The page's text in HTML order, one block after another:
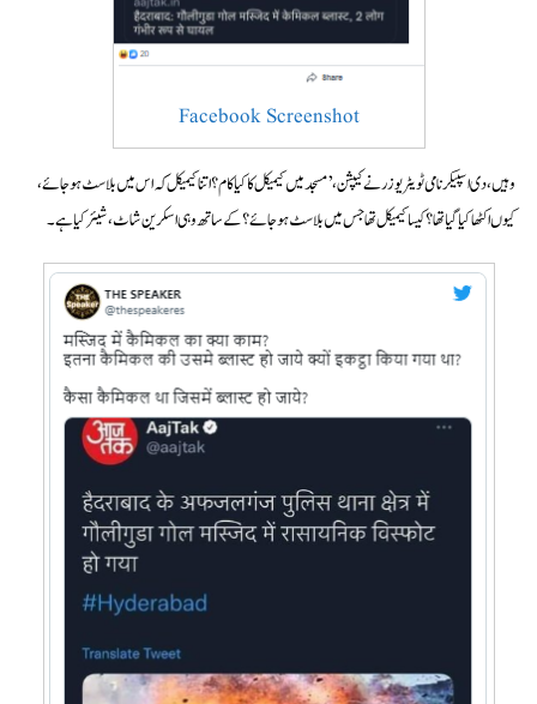
Facebook Screenshot
وہیں، دی اسپیکر نامی ٹویٹر یوزر نے کیپشن ،’مسجد میں کیمیکل کا کیا کام ؟ اتنا کیمیکل کہ اس میں بلاسٹ ہو جائے،
کیوں اکٹھا کیا گیا تھا؟ کیسا کیمیکل تھا جس میں بلاسٹ ہو جائے؟ کے ساتھ وہی اسکرین شاٹ، شیئر کیا ہے۔